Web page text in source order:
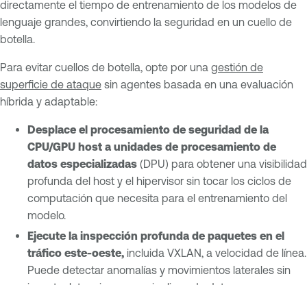
directamente el tiempo de entrenamiento de los modelos de
lenguaje grandes, convirtiendo la seguridad en un cuello de
botella.
Para evitar cuellos de botella, opte por una gestión de
superficie de ataque sin agentes basada en una evaluación
híbrida y adaptable:
Desplace el procesamiento de seguridad de la
CPU/GPU host a unidades de procesamiento de
datos especializadas (DPU) para obtener una visibilidad
profunda del host y el hipervisor sin tocar los ciclos de
computación que necesita para el entrenamiento del
modelo.
Ejecute la inspección profunda de paquetes en el
tráfico este-oeste, incluida VXLAN, a velocidad de línea.
Puede detectar anomalías y movimientos laterales sin